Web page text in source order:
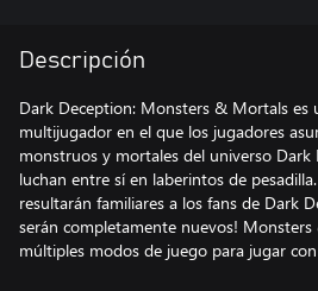
Descripción
Dark Deception: Monsters & Mortals es
multijugador en el que los jugadores
monstruos y mortales del universo
luchan entre sí en laberintos de
resultarán familiares a los fans de Dark
serán completamente nuevos!
múltiples modos de juego para jugar